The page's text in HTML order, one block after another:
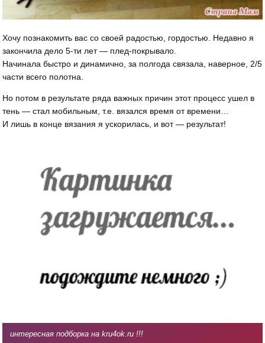
Хочу познакомить вас со своей радостью, гордостью. Недавно я
закончила дело 5-ти лет — плед-покрывало.
Начинала быстро и динамично, за полгода связала, наверное, 2/5
части всего полотна.
Но потом в результате ряда важных причин этот процесс ушел в
тень — стал мобильным, т.е. вязался время от времени…
И лишь в конце вязания я ускорилась, и вот — результат!
интересная подборка на kru4ok.ru !!!